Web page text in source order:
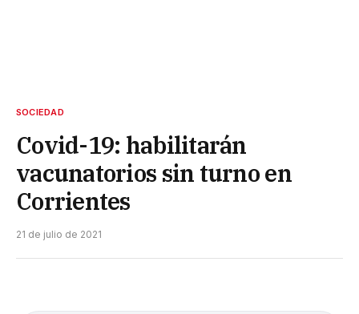
SOCIEDAD
Covid-19: habilitarán
vacunatorios sin turno en
Corrientes
21 de julio de 2021